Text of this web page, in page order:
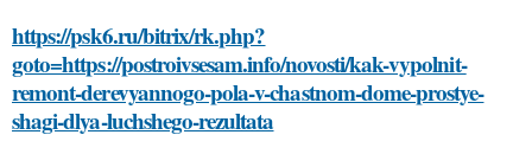
https://psk6.ru/bitrix/rk.php?
goto=https://postroivsesam.info/novosti/kak-vypolnit-
remont-derevyannogo-pola-v-chastnom-dome-prostye-
shagi-dlya-luchshego-rezultata